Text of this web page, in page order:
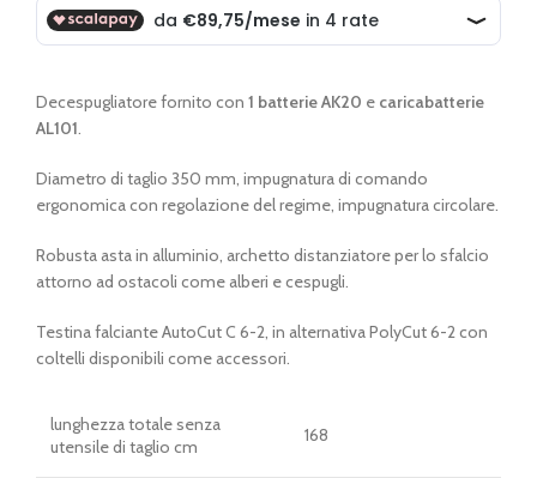
era:
€ 489,00.
è:
€ 359,00.
Decespugliatore fornito con 1 batterie AK20 e caricabatterie
AL101
Diametro di taglio 350 mm, impugnatura di comando
ergonomica con regolazione del regime, impugnatura circolare.
Robusta asta in alluminio, archetto distanziatore per lo sfalcio
attorno ad ostacoli come alberi e cespugli.
Testina falciante AutoCut C 6-2, in alternativa PolyCut 6-2 con
coltelli disponibili come accessori.
lunghezza totale senza
utensile di taglio cm
168